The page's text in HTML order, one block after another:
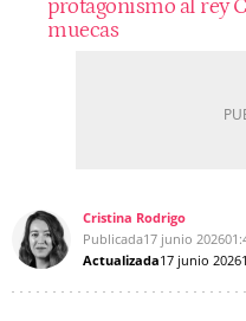
protagonismo al rey
muecas
Cristina Rodrigo
Publicada17 junio 2026
Actualizada17 junio 2026